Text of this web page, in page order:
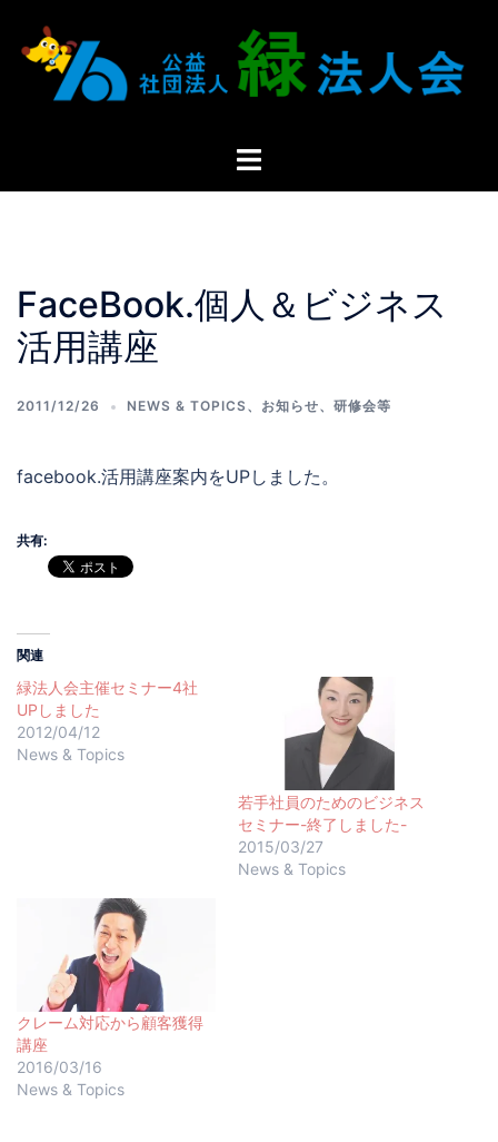
FaceBook.個人＆ビジネス
活用講座
2011/12/26 NEWS & TOPICS、 お知らせ、 研修会等
facebook.活用講座案内をUPしました。
共有:
関連
緑法人会主催セミナー4社
UPしました
2012/04/12
News & Topics
若手社員のためのビジネス
セミナー-終了しました-
2015/03/27
News & Topics
クレーム対応から顧客獲得
講座
2016/03/16
News & Topics